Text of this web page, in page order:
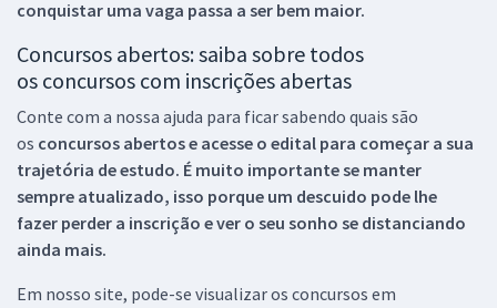
conquistar uma vaga passa a ser bem maior.
Concursos abertos: saiba sobre todos
os concursos com inscrições abertas
Conte com a nossa ajuda para ficar sabendo quais são
os concursos abertos e acesse o edital para começar a sua
trajetória de estudo. É muito importante se manter
sempre atualizado, isso porque um descuido pode lhe
fazer perder a inscrição e ver o seu sonho se distanciando
ainda mais.
Em nosso site, pode-se visualizar os concursos em